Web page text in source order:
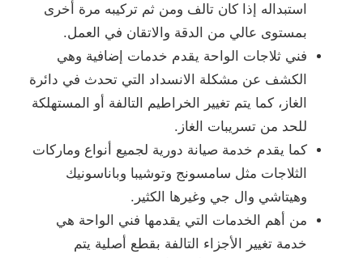
استبداله إذا كان تالف ومن ثم تركيبه مرة أخرى
بمستوى عالي من الدقة والاتقان في العمل.
فني ثلاجات الواحة يقدم خدمات إضافية وهي
الكشف عن مشكلة الانسداد التي تحدث في دائرة
الغاز، كما يتم تغيير الخراطيم التالفة أو المستهلكة
للحد من تسريبات الغاز.
كما يقدم خدمة صيانة دورية لجميع أنواع وماركات
الثلاجات مثل سامسونج وتوشيبا وباناسونيك
وهيتاشي وال جي وغيرها الكثير.
من أهم الخدمات التي يقدمها فني الواحة هي
خدمة تغيير الأجزاء التالفة بقطع أصلية يتم